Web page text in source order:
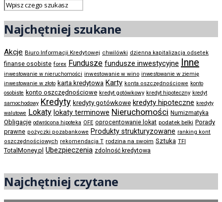
Najchętniej szukane
Akcje Biuro Informacji Kredytowej chwilówki dzienna kapitalizacja odsetek
finanse osobiste forex Fundusze fundusze inwestycyjne Inne
inwestowanie w nieruchomości inwestowanie w wino inwestowanie w ziemię
inwestowanie w złoto karta kredytowa Karty konta oszczędnościowe konto
osobiste konto oszczędnościowe kredyt gotówkowy kredyt hipoteczny kredyt
samochodowy Kredyty kredyty gotówkowe kredyty hipoteczne kredyty
walutowe Lokaty lokaty terminowe Nieruchomości Numizmatyka
Obligacje odwrócona hipoteka OFE oprocentowanie lokat podatek belki Porady
prawne pożyczki pozabankowe Produkty strukturyzowane ranking kont
oszczędnościowych rekomendacja T rodzina na swoim Sztuka TFI
TotalMoney.pl Ubezpieczenia zdolność kredytowa
Najchętniej czytane